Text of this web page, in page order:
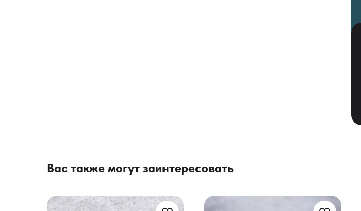
Вас также могут заинтересовать